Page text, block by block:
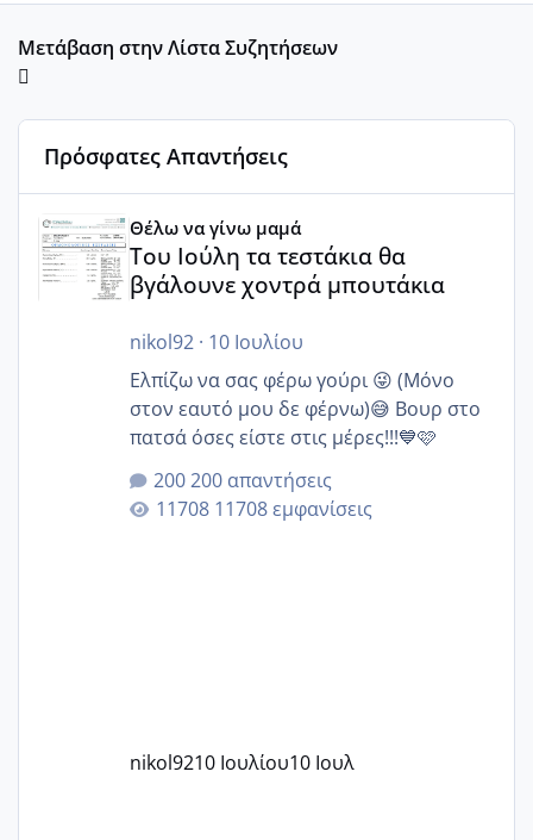
Μετάβαση στην Λίστα Συζητήσεων
Πρόσφατες Απαντήσεις
Θέλω να γίνω μαμά
Του Ιούλη τα τεστάκια θα
βγάλουνε χοντρά μπουτάκια
nikol92· 10 Ιουλίου
Ελπίζω να σας φέρω γούρι 😜 (Μόνο
στον εαυτό μου δε φέρνω)😅 Βουρ στο
πατσά όσες είστε στις μέρες!!!💙🩷
200 απαντήσεις
11708 εμφανίσεις
nikol9210 Ιουλίου10 Ιουλ